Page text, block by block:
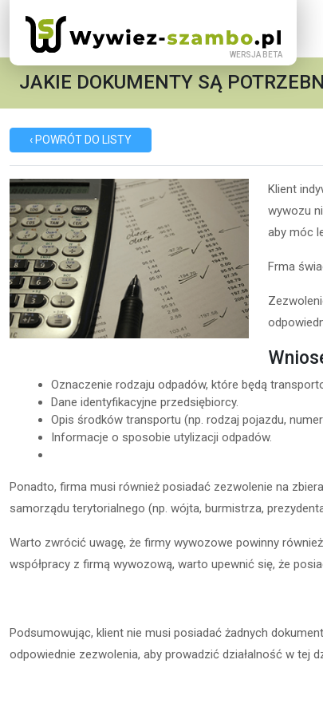
JAKIE DOKUMENTY SĄ
‹ POWRÓT DO LISTY
Klient
wywozu
aby móc
Frma
Oznaczenie rodzaju odpadów, które będą
Dane identyfikacyjne przedsiębiorcy.
Opis środków transportu (np. rodzaj pojazdu,
Informacje o sposobie utylizacji odpadów.
Ponadto, firma musi również posiadać zezwolenie na
samorządu terytorialnego (np. wójta, burmistrza,
Warto zwrócić uwagę, że firmy wywozowe powinny
współpracy z firmą wywozową, warto upewnić się, że
Podsumowując, klient nie musi posiadać żadnych
odpowiednie zezwolenia, aby prowadzić działalność w tej